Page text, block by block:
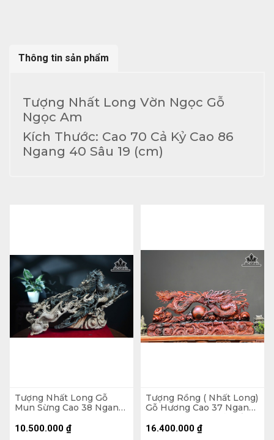
Thông tin sản phẩm
Tượng Nhất Long Vờn Ngọc Gỗ
Ngọc Am
Kích Thước: Cao 70 Cả Kỷ Cao 86
Ngang 40 Sâu 19 (cm)
Tượng Nhất Long Gỗ
Mun Sừng Cao 38 Ngang
10.500.000 ₫
Tượng Rồng ( Nhất Long)
Gỗ Hương Cao 37 Ngang
( 80x27x11) - Đế Gỗ
16.400.000 ₫